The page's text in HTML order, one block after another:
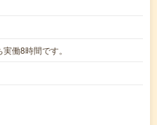
働8時間です。